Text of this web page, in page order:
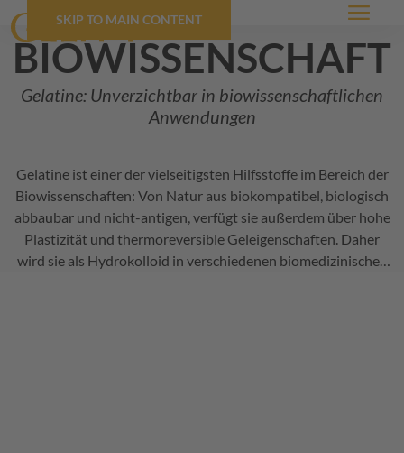
SKIP TO MAIN CONTENT Menü
biowissenschaft
Gelatine: Unverzichtbar in biowissenschaftlichen
Anwendungen
Gelatine ist einer der vielseitigsten Hilfsstoffe im Bereich der
Biowissenschaften: Von Natur aus biokompatibel, biologisch
abbaubar und nicht-antigen, verfügt sie außerdem über hohe
Plastizität und thermoreversible Geleigenschaften. Daher
wird sie als Hydrokolloid in verschiedenen biomedizinischen